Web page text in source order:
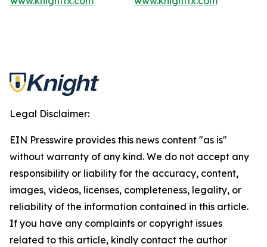
Legal Disclaimer:
EIN Presswire provides this news content "as is"
without warranty of any kind. We do not accept any
responsibility or liability for the accuracy, content,
images, videos, licenses, completeness, legality, or
reliability of the information contained in this article.
If you have any complaints or copyright issues
related to this article, kindly contact the author